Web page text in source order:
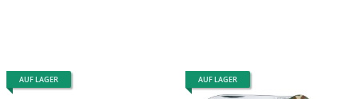
AUF LAGER AUF LAGER